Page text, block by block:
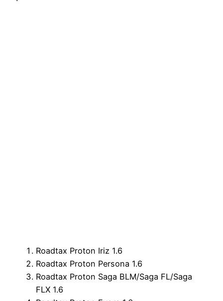
Roadtax Proton Iriz 1.6
Roadtax Proton Persona 1.6
Roadtax Proton Saga BLM/Saga FL/Saga
FLX 1.6